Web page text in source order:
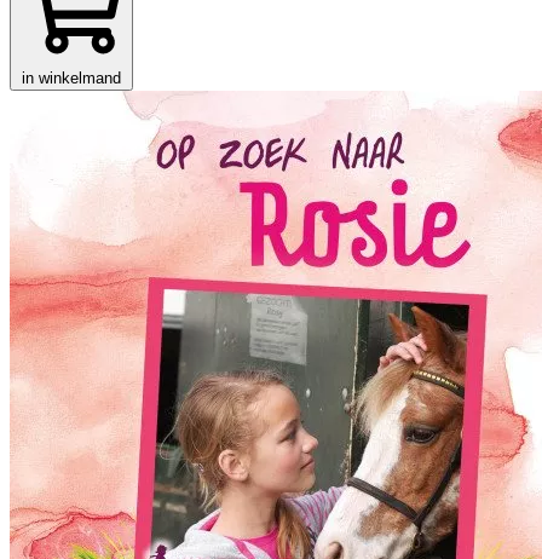
in winkelmand